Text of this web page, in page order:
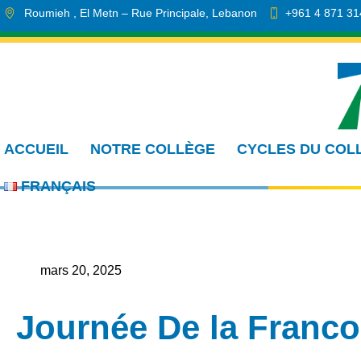
Roumieh , El Metn – Rue Principale Lebanon
+961 4 871
info.cmdr@sa.edu.lb
ACCUEIL NOTRE COLLÈGE CYCLES DU
FRANÇAIS
mars 20, 2025
Journée De la